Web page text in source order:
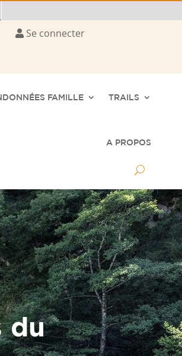
Se connecter
FAMILLE TRAILS
A PROPOS
du